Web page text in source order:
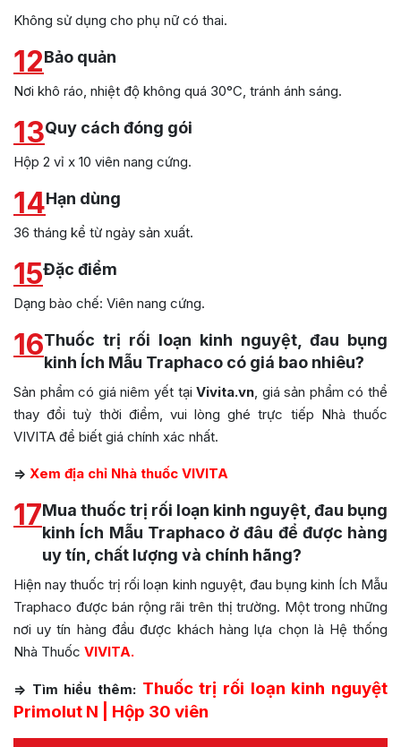
Không sử dụng cho phụ nữ có thai.
12Bảo quản
Nơi khô ráo, nhiệt độ không quá 30°C, tránh ánh sáng.
13Quy cách đóng gói
Hộp 2 vỉ x 10 viên nang cứng.
14Hạn dùng
36 tháng kể từ ngày sản xuất.
15Đặc điểm
Dạng bào chế: Viên nang cứng.
16Thuốc trị rối loạn kinh nguyệt, đau bụng
kinh Ích Mẫu Traphaco có giá bao nhiêu?
Sản phẩm có giá niêm yết tạiVivita.vn , giá sản phẩm có thể
thay đổi tuỳ thời điểm, vui lòng ghé trực tiếp Nhà thuốc
VIVITA để biết giá chính xác nhất.
=> Xem địa chỉ Nhà thuốc VIVITA
17Mua thuốc trị rối loạn kinh nguyệt, đau bụng
kinh Ích Mẫu Traphaco ở đâu để được hàng
uy tín, chất lượng và chính hãng?
Hiện nay thuốc trị rối loạn kinh nguyệt, đau bụng kinh Ích Mẫu
Traphaco được bán rộng rãi trên thị trường. Một trong những
nơi uy tín hàng đầu được khách hàng lựa chọn là Hệ thống
Nhà Thuốc VIVITA.
=> Tìm hiểu thêm: Thuốc trị rối loạn kinh nguyệt
Primolut N | Hộp 30 viên